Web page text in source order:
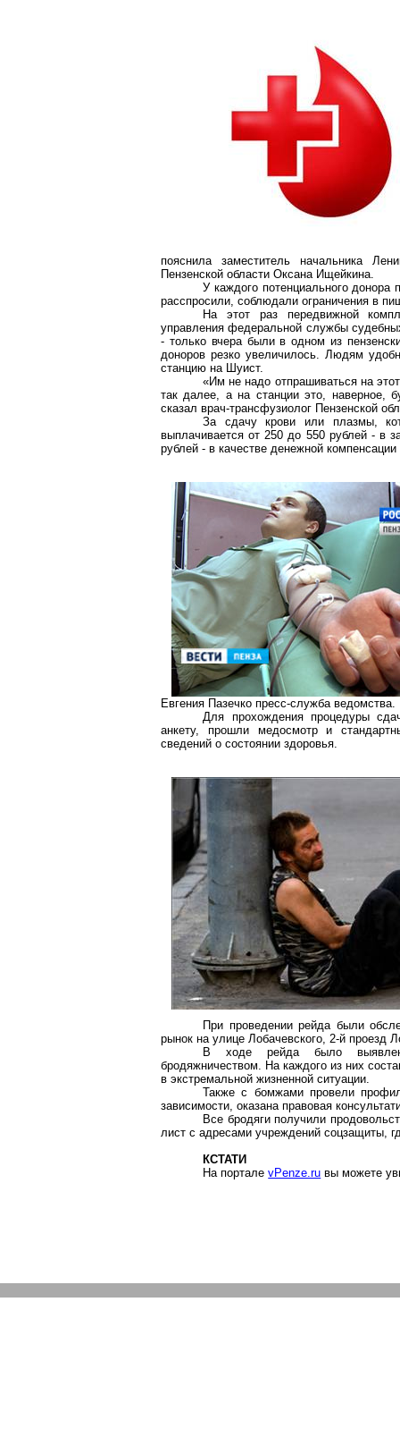
пояснила заместитель начальника
Пензенской области Оксана Ищейкина.
У каждого потенциального
расспросили, соблюдали ограничения в
На этот раз передвижной
управления федеральной службы
- только вчера были в одном из
доноров резко увеличилось. Людям
станцию на Шуист.
«Им не надо отпрашиваться на
так далее, а на станции это, наверное,
сказал врач-трансфузиолог Пензенской
За сдачу крови или плазмы,
выплачивается от 250 до 550 рублей - в
рублей - в качестве денежной
Евгения Пазечко пресс-служба ведомства.
Для прохождения процедуры
анкету, прошли медосмотр и
сведений о состоянии здоровья.
При проведении рейда были
рынок на улице Лобачевского, 2-й проезд
В ходе рейда было
бродяжничеством. На каждого из них
в экстремальной жизненной ситуации.
Также с бомжами провели
зависимости, оказана правовая
Все бродяги получили
лист с адресами учреждений соцзащиты,
КСТАТИ
На порталеvPenze.ru вы можете